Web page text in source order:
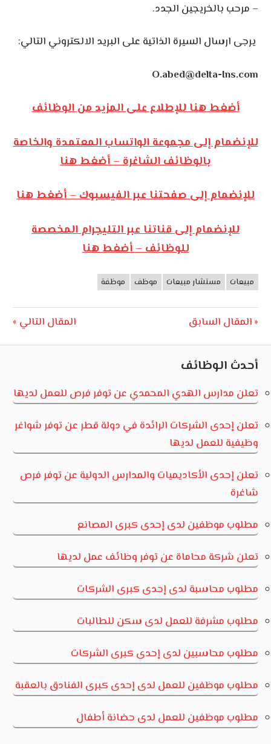
– مرحب بالخريجين الجدد.
يرجى ارسال السيرة الذاتية على البريد الالكتروني التالي:
O.abed@delta-Ins.com
أضغط هنا للإطلاع على المزيد من الوظائف
للإنضمام إلى مجموعة الواتساب المعتمدة والخاصة
بالوظائف الشاغرة – أضغط هنا
للإنضمام إلى صفحتنا عبر الفيسبوك – أضغط هنا
للإنضمام إلى قناتنا عبر التليجرام المخصصة
للوظائف – أضغط هنا
وظائف
مبيعات مستشار مبيعات موظف موظفة
تصفّح
المقالات
Previous
المقال السابق
Next
المقال التالي
أحدث الوظائف
تعلن مدارس الهدي المحمدي عن توفر فرص للعمل لديها
تعلن إحدى الشركات الرائدة في دولة قطر عن توفر شواغر
وظيفية للعمل لديها
تعلن إحدى الأكاديميات والمدارس الدولية عن توفر فرص
شاغرة
مطلوب موظفين لدى إحدى كبرى المصانع
تعلن شركة محاماة عن توفر وظائف عمل لديها
مطلوب محاسبة لدى إحدى كبرى الشركات
مطلوب مشرفة للعمل لدى سكن للطالبات
مطلوب محاسبين لدى إحدى كبرى الشركات
مطلوب موظفين للعمل لدى إحدى كبرى الفنادق بالعقبة
مطلوب موظفين للعمل لدى حضانة أطفال